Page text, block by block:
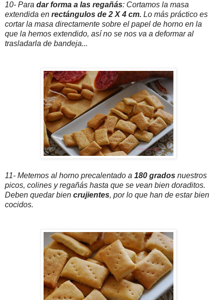
10- Para dar forma a las regañás: Cortamos la masa
extendida en rectángulos de 2 X 4 cm. Lo más práctico es
cortar la masa directamente sobre el papel de horno en la
que la hemos extendido, así no se nos va a deformar al
trasladarla de bandeja...
11- Metemos al horno precalentado a 180 grados nuestros
picos, colines y regañás hasta que se vean bien doraditos.
Deben quedar bien crujientes, por lo que han de estar bien
cocidos.